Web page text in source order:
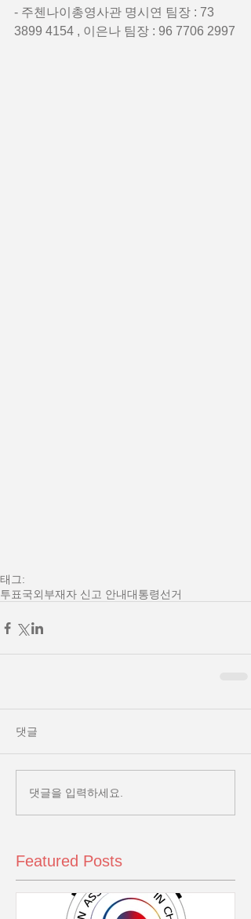
- 주첸나이총영사관 명시연 팀장 : 73
3899 4154 , 이은나 팀장 : 96 7706 2997
태그:
투표국외부재자 신고 안내대통령선거
댓글
댓글을 입력하세요.
Featured Posts